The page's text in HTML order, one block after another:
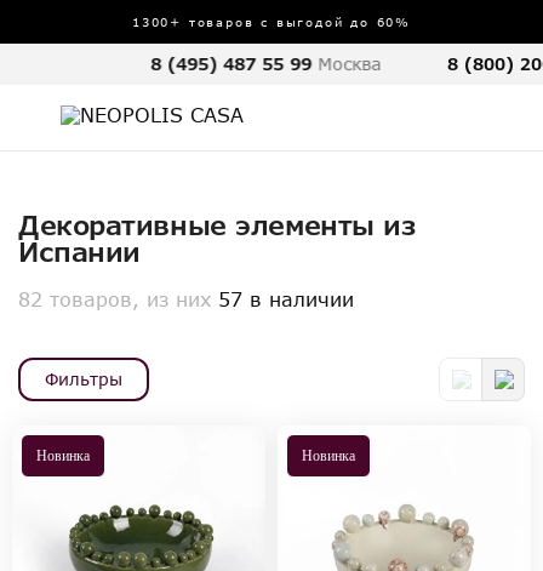
1300+ товаров с выгодой до 60%
8 (495) 487 55 99 Москва 8 (800)
Декоративные элементы из
Испании
82 товаров, из них 57 в наличии
Фильтры
Новинка Новинка